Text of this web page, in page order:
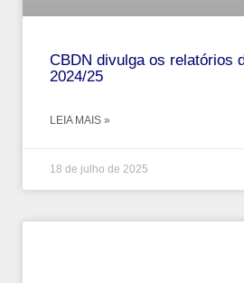
CBDN divulga os relatórios
2024/25
LEIA MAIS »
18 de julho de 2025